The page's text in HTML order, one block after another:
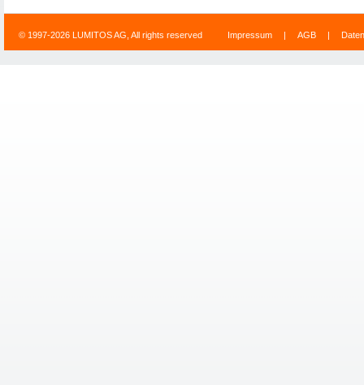
© 1997-2026 LUMITOS AG, All rights reserved Impressum | AGB |